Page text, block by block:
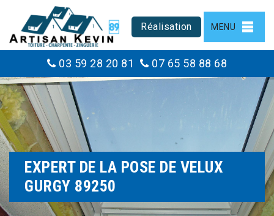
Réalisation MENU
03 59 28 20 81 07 65 58 88 68
EXPERT DE LA POSE DE VELUX
GURGY 89250